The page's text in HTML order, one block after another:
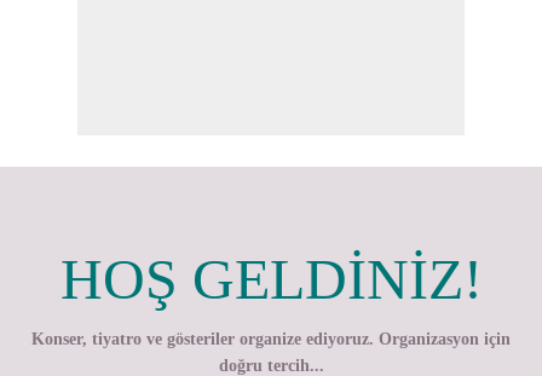
HOŞ GELDİNİZ!
Konser, tiyatro ve gösteriler organize ediyoruz. Organizasyon için
doğru tercih...